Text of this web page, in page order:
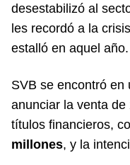
desestabilizó al
les recordó a la
estalló en aquel año.
SVB se encontró
anunciar la venta
títulos financieros,
millones, y la